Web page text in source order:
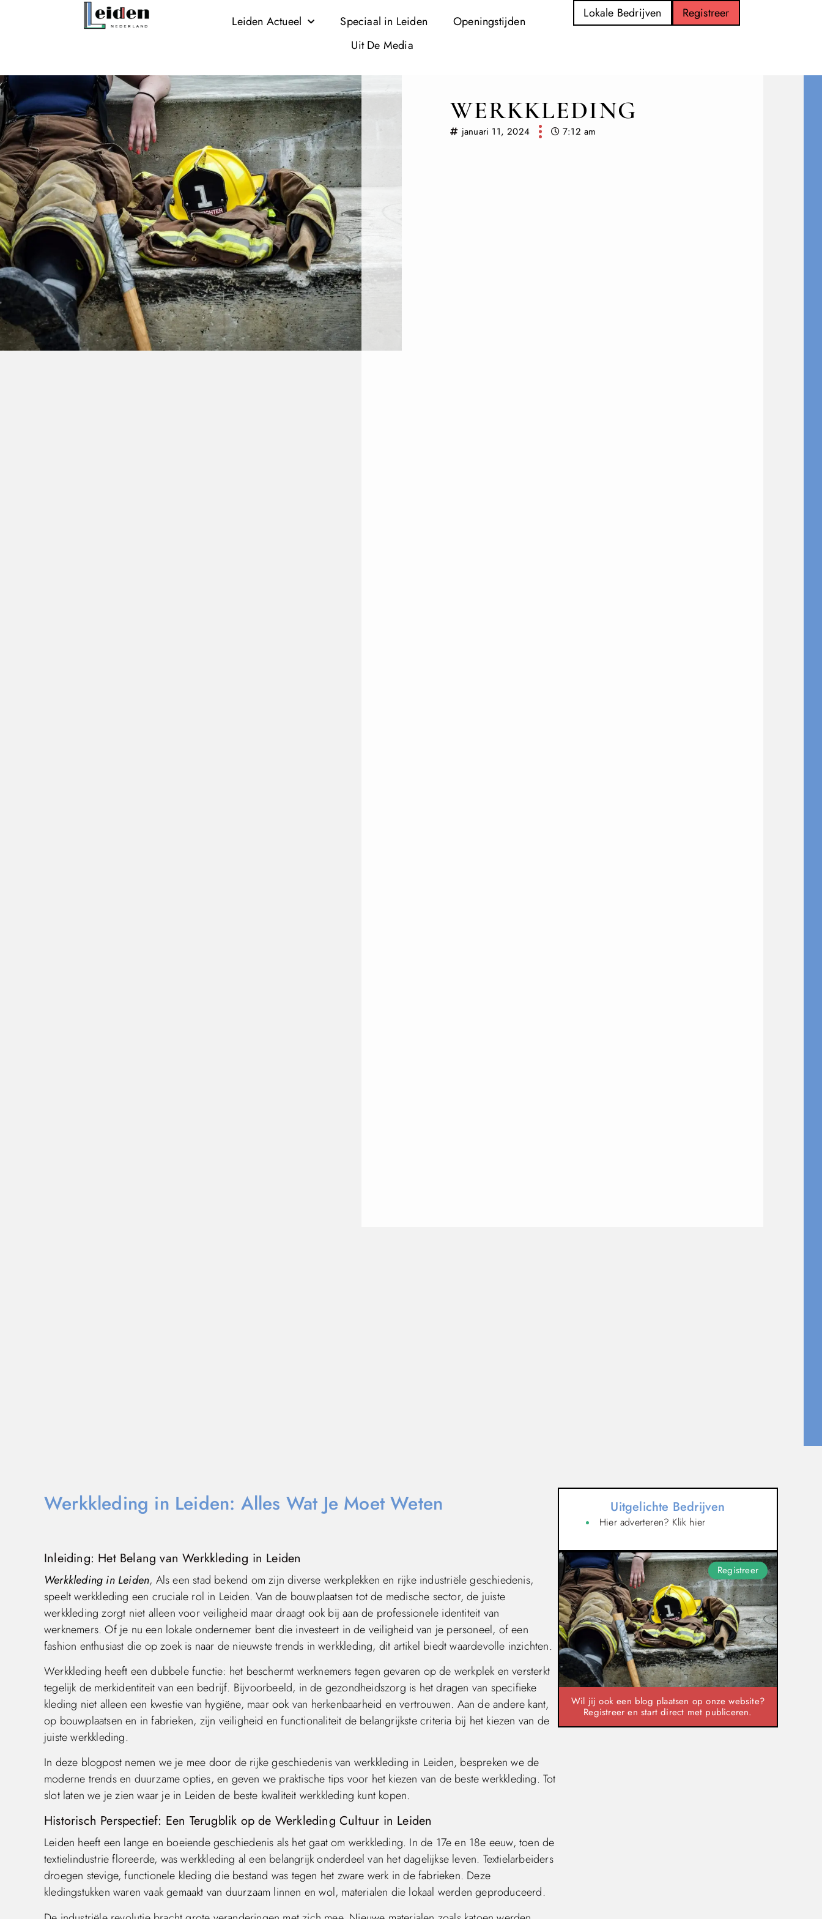
Leiden Actueel Speciaal in Leiden
Openingstijden
Uit De Media
Registreer
Lokale Bedrijven
WERKKLEDING
januari 11, 2024 7:12 am
Werkkleding in Leiden: Alles Wat Je Moet Weten
Inleiding: Het Belang van Werkkleding in Leiden
Werkkleding in Leiden, Als een stad bekend om zijn diverse werkplekken en rijke industriële geschiedenis,
speelt werkkleding een cruciale rol in Leiden. Van de bouwplaatsen tot de medische sector, de juiste
werkkleding zorgt niet alleen voor veiligheid maar draagt ook bij aan de professionele identiteit van
werknemers. Of je nu een lokale ondernemer bent die investeert in de veiligheid van je personeel, of een
fashion enthusiast die op zoek is naar de nieuwste trends in werkkleding, dit artikel biedt waardevolle inzichten.
Werkkleding heeft een dubbele functie: het beschermt werknemers tegen gevaren op de werkplek en versterkt
tegelijk de merkidentiteit van een bedrijf. Bijvoorbeeld, in de gezondheidszorg is het dragen van specifieke
kleding niet alleen een kwestie van hygiëne, maar ook van herkenbaarheid en vertrouwen. Aan de andere kant,
op bouwplaatsen en in fabrieken, zijn veiligheid en functionaliteit de belangrijkste criteria bij het kiezen van de
juiste werkkleding.
In deze blogpost nemen we je mee door de rijke geschiedenis van werkkleding in Leiden, bespreken we de
moderne trends en duurzame opties, en geven we praktische tips voor het kiezen van de beste werkkleding. Tot
slot laten we je zien waar je in Leiden de beste kwaliteit werkkleding kunt kopen.
Historisch Perspectief: Een Terugblik op de Werkleding Cultuur in Leiden
Leiden heeft een lange en boeiende geschiedenis als het gaat om werkkleding. In de 17e en 18e eeuw, toen de
textielindustrie floreerde, was werkkleding al een belangrijk onderdeel van het dagelijkse leven. Textielarbeiders
droegen stevige, functionele kleding die bestand was tegen het zware werk in de fabrieken. Deze
kledingstukken waren vaak gemaakt van duurzaam linnen en wol, materialen die lokaal werden geproduceerd.
Uitgelichte Bedrijven
Hier adverteren? Klik hier
Registreer
Wil jij ook een blog plaatsen op onze website?
Registreer en start direct met publiceren.